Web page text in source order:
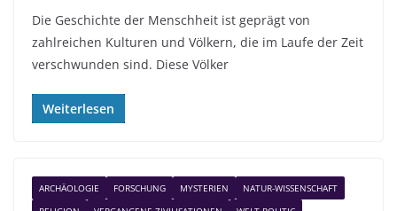
Die Geschichte der Menschheit ist geprägt von
zahlreichen Kulturen und Völkern, die im Laufe der Zeit
verschwunden sind. Diese Völker
Weiterlesen
ARCHÄOLOGIE FORSCHUNG MYSTERIEN
NATUR-WISSENSCHAFT